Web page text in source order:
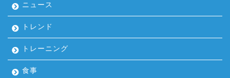
ニュース
トレンド
トレーニング
食事